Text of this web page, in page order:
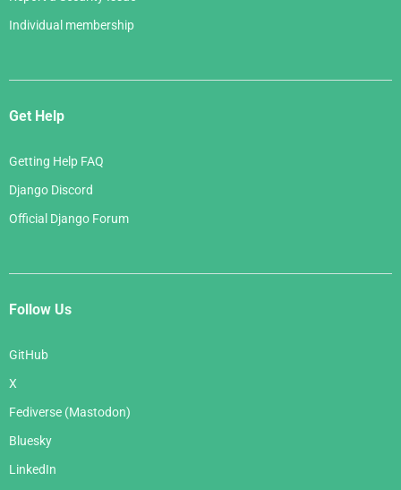
Individual membership
Get Help
Getting Help FAQ
Django Discord
Official Django Forum
Follow Us
GitHub
X
Fediverse (Mastodon)
Bluesky
LinkedIn